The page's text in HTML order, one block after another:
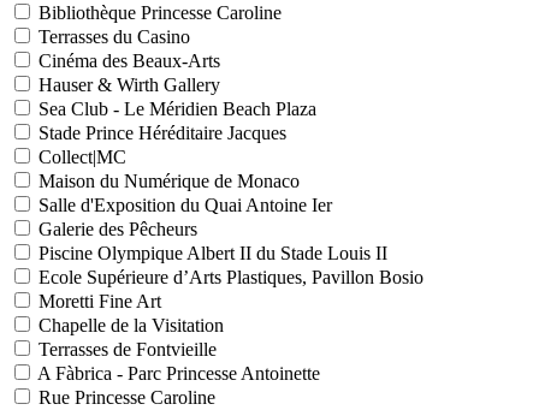
Bibliothèque Princesse Caroline
Terrasses du Casino
Cinéma des Beaux-Arts
Hauser & Wirth Gallery
Sea Club - Le Méridien Beach Plaza
Stade Prince Héréditaire Jacques
Collect|MC
Maison du Numérique de Monaco
Salle d'Exposition du Quai Antoine Ier
Galerie des Pêcheurs
Piscine Olympique Albert II du Stade Louis II
Ecole Supérieure d’Arts Plastiques, Pavillon Bosio
Moretti Fine Art
Chapelle de la Visitation
Terrasses de Fontvieille
A Fàbrica - Parc Princesse Antoinette
Rue Princesse Caroline